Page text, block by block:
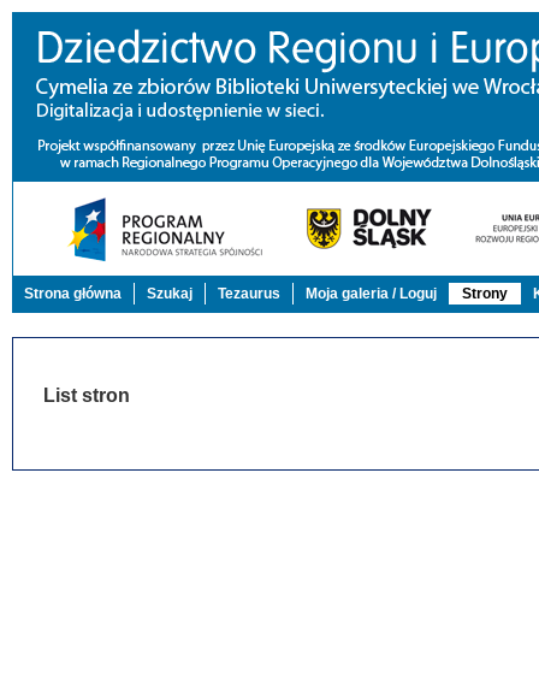
Strona główna Szukaj Tezaurus Moja galeria / Loguj Strony
List stron